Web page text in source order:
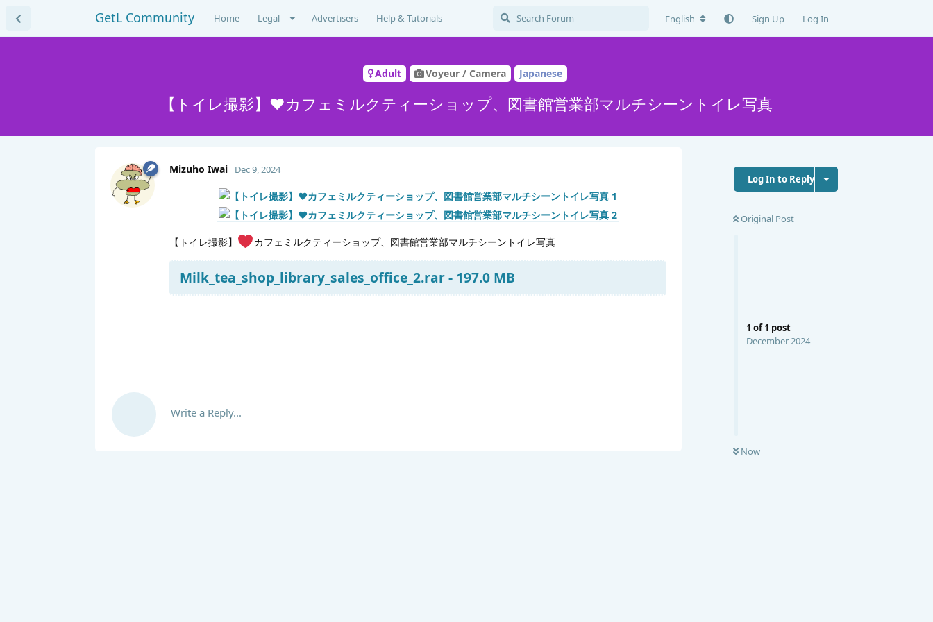
GetL Community Home Legal Advertisers Help & Tutorials English Sign Up Log In
Adult Voyeur / Camera Japanese
【トイレ撮影】❤️カフェミルクティーショップ、図書館営業部マルチシーントイレ写真
Log In to Reply
Original Post
1 of1 post
December 2024
Now
Mizuho Iwai Dec 9, 2024
【トイレ撮影】 カフェミルクティーショップ、図書館営業部マルチシーントイレ写真
Milk_tea_shop_library_sales_office_2.rar - 197.0 MB
Write a Reply...